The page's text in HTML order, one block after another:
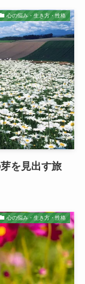
心の悩み・生き方・性格
を見出す旅
心の悩み・生き方・性格